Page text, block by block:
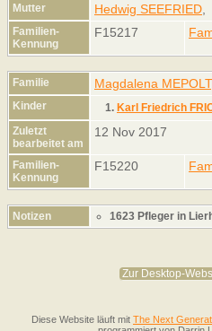
Mutter Hedwig SEEFRIED
Familien-
Kennung
F15217
Familie Magdalena MEPOLT
Kinder 1. Karl Friedrich
Zuletzt
bearbeitet am
12 Nov 2017
Familien-
Kennung
F15220
Notizen 1623 Pfleger in
Zur Desktop-
Diese Website läuft mit The Next